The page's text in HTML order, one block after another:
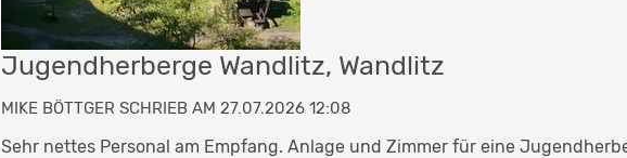
Jugendherberge Wandlitz, Wandlitz
MIKE BÖTTGER SCHRIEB AM 27.07.2026 12:08
Sehr nettes Personal am Empfang. Anlage und Zimmer für eine